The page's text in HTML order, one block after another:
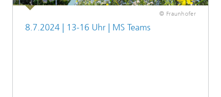
© Fraunhofer
8.7.2024 | 13-16 Uhr | MS Teams